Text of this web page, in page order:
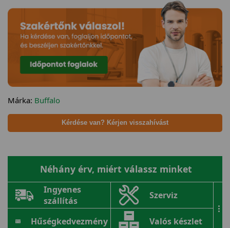
Márka: Buffalo
Kérdése van? Kérjen visszahívást
Néhány érv, miért válassz minket
Ingyenes
szállítás
Szerviz
Hűségkedvezmény Valós készlet
...